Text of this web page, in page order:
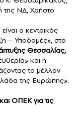
της ΝΔ, Χρήστο
ο κεντρικός
– Υποδομές», στο
Θεσσαλίας,
και η
το μέλλον
της Ευρώπης».
ΟΠΕΚ για τις